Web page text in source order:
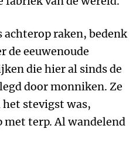
achterop raken, bedenk
de eeuwenoude
die hier al sinds de
door monniken. Ze
het stevigst was,
met terp. Al wandelend